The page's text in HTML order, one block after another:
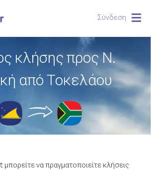
Σύνδεση
κλήσης προς Ν.
από Τοκελάου
να πραγματοποιείτε κλήσεις